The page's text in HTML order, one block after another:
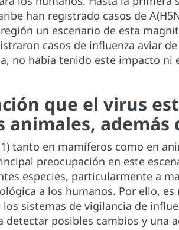
han registrado casos de
un escenario de esta
casos de influenza aviar
no había tenido este impacto ni
que el virus
además
tanto en mamíferos como en
preocupación en este
especies, particularmente a
a los humanos. Por ello,
sistemas de vigilancia de
detectar posibles cambios y una